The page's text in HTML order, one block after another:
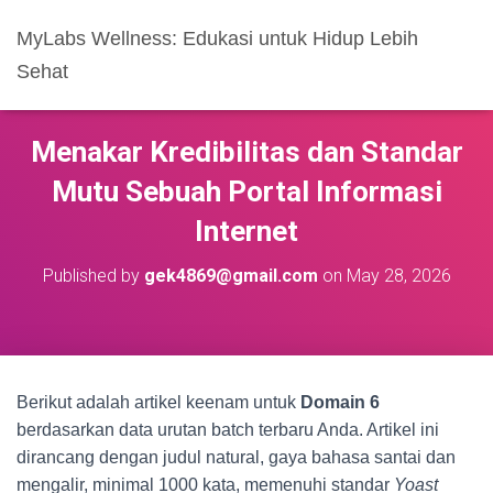
MyLabs Wellness: Edukasi untuk Hidup Lebih
Sehat
Menakar Kredibilitas dan Standar
Mutu Sebuah Portal Informasi
Internet
Published by gek4869@gmail.com on May 28, 2026
Berikut adalah artikel keenam untuk Domain 6
berdasarkan data urutan batch terbaru Anda. Artikel ini
dirancang dengan judul natural, gaya bahasa santai dan
mengalir, minimal 1000 kata, memenuhi standar Yoast